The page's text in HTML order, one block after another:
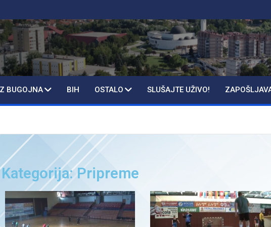
BUGOJNA BIH OSTALO SLUŠAJTE UŽIVO!
Kategorija: Pripreme